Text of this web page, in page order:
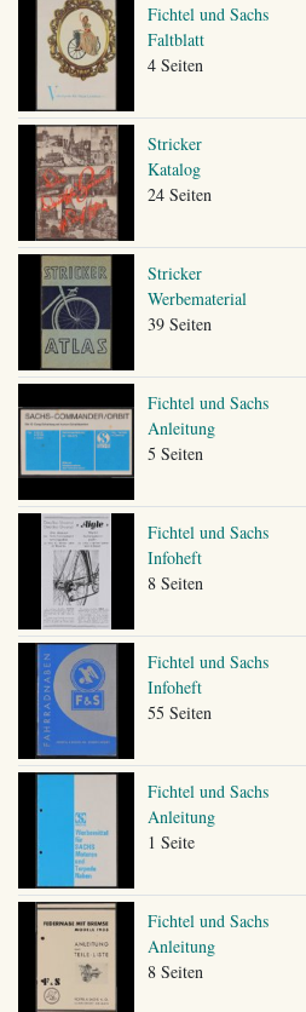
Fichtel und Sachs
Faltblatt
4 Seiten
Stricker
Katalog
24 Seiten
Stricker
Werbematerial
39 Seiten
Fichtel und Sachs
Anleitung
5 Seiten
Fichtel und Sachs
Infoheft
8 Seiten
Fichtel und Sachs
Infoheft
55 Seiten
Fichtel und Sachs
Anleitung
1 Seite
Fichtel und Sachs
Anleitung
8 Seiten